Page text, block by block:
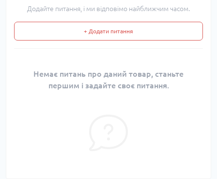
Додайте питання, і ми відповімо найближчим часом.
+ Додати питання
Немає питань про даний товар, станьте
першим і задайте своє питання.